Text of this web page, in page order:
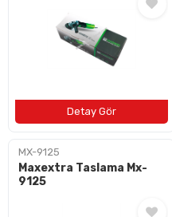
MX-9125
Maxextra Taslama Mx-
9125